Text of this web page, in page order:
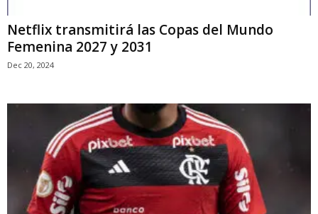
Netflix transmitirá las Copas del Mundo
Femenina 2027 y 2031
Dec 20, 2024